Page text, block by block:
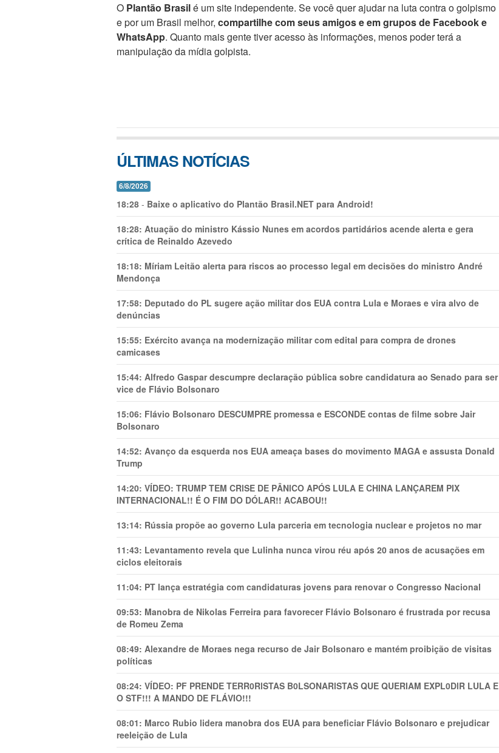
O Plantão Brasilé um site independente. Se você quer ajudar na luta contra o golpismo
e por um Brasil melhor, compartilhe com seus amigos e em grupos de Facebook e
WhatsApp. Quanto mais gente tiver acesso às informações, menos poder terá a
manipulação da mídia golpista.
ÚLTIMAS NOTÍCIAS
6/8/2026
18:28 - Baixe o aplicativo do Plantão Brasil.NET para Android!
18:28: Atuação do ministro Kássio Nunes em acordos partidários acende alerta e gera
crítica de Reinaldo Azevedo
18:18: Míriam Leitão alerta para riscos ao processo legal em decisões do ministro André
Mendonça
17:58: Deputado do PL sugere ação militar dos EUA contra Lula e Moraes e vira alvo de
denúncias
15:55: Exército avança na modernização militar com edital para compra de drones
camicases
15:44: Alfredo Gaspar descumpre declaração pública sobre candidatura ao Senado para ser
vice de Flávio Bolsonaro
15:06: Flávio Bolsonaro DESCUMPRE promessa e ESCONDE contas de filme sobre Jair
Bolsonaro
14:52: Avanço da esquerda nos EUA ameaça bases do movimento MAGA e assusta Donald
Trump
14:20: VÍDEO: TRUMP TEM CRlSE DE PÂNlCO APÓS LULA E CHINA LANÇAREM PIX
INTERNACIONAL!! É O FIM DO DÓLAR!! ACABOU!!
13:14: Rússia propõe ao governo Lula parceria em tecnologia nuclear e projetos no mar
11:43: Levantamento revela que Lulinha nunca virou réu após 20 anos de acusações em
ciclos eleitorais
11:04: PT lança estratégia com candidaturas jovens para renovar o Congresso Nacional
09:53: Manobra de Nikolas Ferreira para favorecer Flávio Bolsonaro é frustrada por recusa
de Romeu Zema
08:49: Alexandre de Moraes nega recurso de Jair Bolsonaro e mantém proibição de visitas
políticas
08:24: VÍDEO: PF PRENDE TERR0RlSTAS B0LSONARlSTAS QUE QUERIAM EXPL0DlR LULA E
O STF!!! A MANDO DE FLÁVIO!!!
08:01: Marco Rubio lidera manobra dos EUA para beneficiar Flávio Bolsonaro e prejudicar
reeleição de Lula